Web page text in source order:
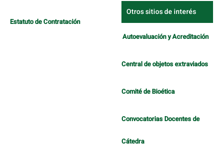
Estatuto de Contratación
Otros sitios de interés
Autoevaluación y Acreditación
Central de objetos extraviados
Comité de Bioética
Convocatorias Docentes de
Cátedra